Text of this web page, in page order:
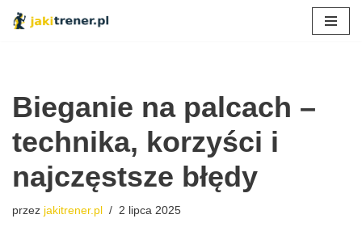
Bieganie na palcach –
technika, korzyści i
najczęstsze błędy
przez jakitrener.pl 2 lipca 2025